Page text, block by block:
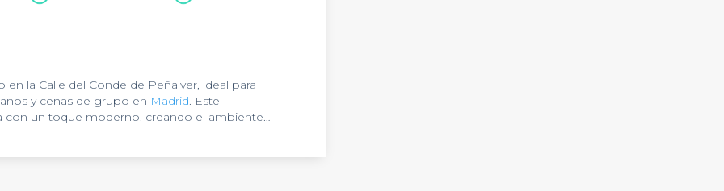
la Calle del Conde de Peñalver, ideal para
y cenas de grupo en Madrid. Este
con un toque moderno, creando el ambiente
de trabajo. Su concepto familiar y acogedor hace